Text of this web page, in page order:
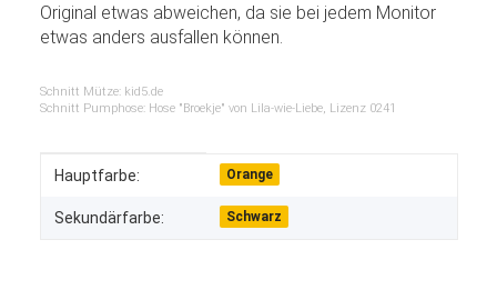
Original etwas abweichen, da sie bei jedem Monitor
etwas anders ausfallen können.
Schnitt Mütze: kid5.de
Schnitt Pumphose: Hose "Broekje" von Lila-wie-Liebe, Lizenz 0241
Produkteigenschaft
Wert
Hauptfarbe: Orange
Sekundärfarbe: Schwarz